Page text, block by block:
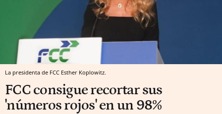
La presidenta de FCC Esther Koplowitz.
FCC consigue recortar sus
'números rojos' en un 98%